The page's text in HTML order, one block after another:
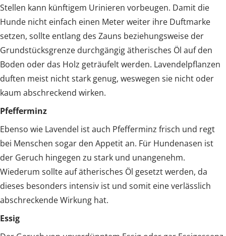
Stellen kann künftigem Urinieren vorbeugen. Damit die
Hunde nicht einfach einen Meter weiter ihre Duftmarke
setzen, sollte entlang des Zauns beziehungsweise der
Grundstücksgrenze durchgängig ätherisches Öl auf den
Boden oder das Holz geträufelt werden. Lavendelpflanzen
duften meist nicht stark genug, weswegen sie nicht oder
kaum abschreckend wirken.
Pfefferminz
Ebenso wie Lavendel ist auch Pfefferminz frisch und regt
bei Menschen sogar den Appetit an. Für Hundenasen ist
der Geruch hingegen zu stark und unangenehm.
Wiederum sollte auf ätherisches Öl gesetzt werden, da
dieses besonders intensiv ist und somit eine verlässlich
abschreckende Wirkung hat.
Essig